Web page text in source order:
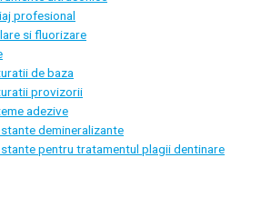
profesional
si fluorizare
de baza
provizorii
adezive
demineralizante
pentru tratamentul plagii dentinare